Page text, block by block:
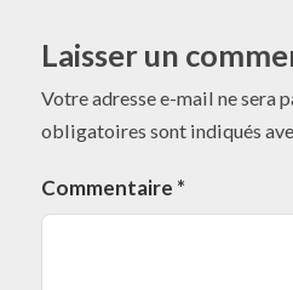
Laisser un
Votre adresse e-mail ne sera
obligatoires sont indiqués
Commentaire *